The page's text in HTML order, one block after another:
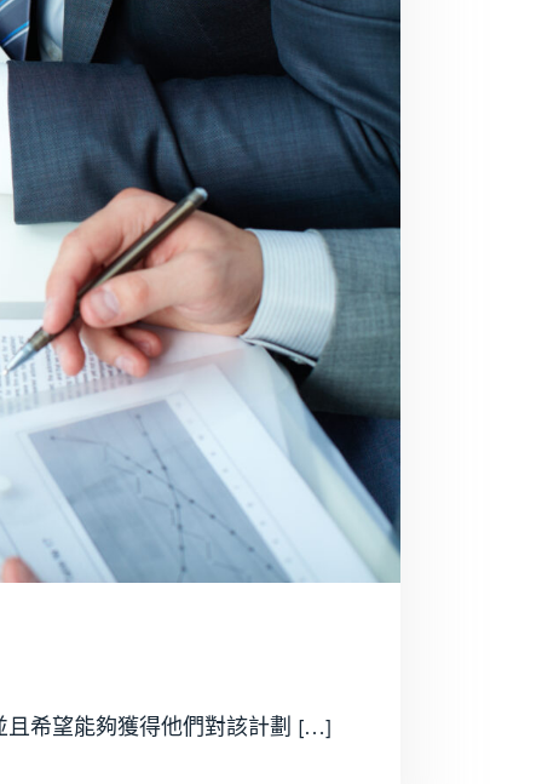
且希望能夠獲得他們對該計劃 […]